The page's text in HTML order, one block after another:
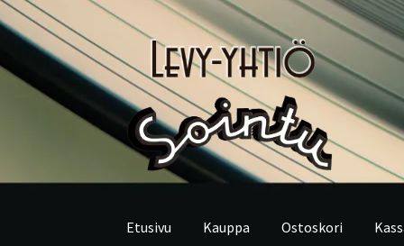
Siirry
navigointiin
Siirry
sisältöön
Etusivu Kauppa Ostoskori